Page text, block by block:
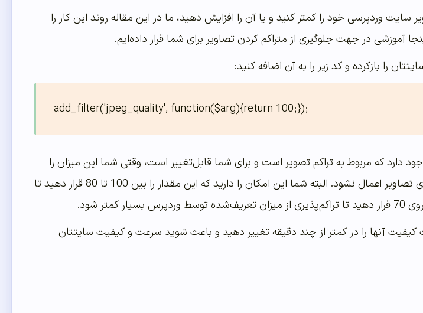
سایت وردپرسی خود را کمتر کنید و یا آن را افزایش دهید، ما در این مقاله روند این کار را
آموزشی در جهت جلوگیری از متراکم کردن تصاویر برای شما قرار داده‌ایم.
add_filter('jpeg_quality', function($arg){return 100;});
دارد که مربوط به تراکم تصویر است و برای شما قابل‌تغییر است، وقتی شما این میزان را
100 قرار دهید به این معنا است که اصلاً تراکمی روی تصاویر اعمال نشود. البته شما این امکان را دارید که این مقدار را بین 100 تا 80 قرار دهید تا
شود.
کیفیت آنها را در کمتر از چند دقیقه تغییر دهید و باعث شوید سرعت و کیفیت سایتتان